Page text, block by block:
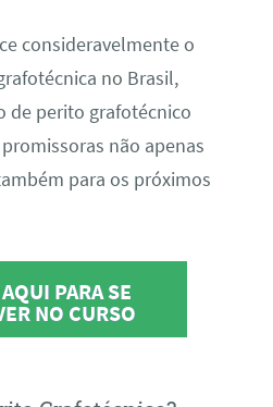
consideravelmente o
no Brasil,
de perito grafotécnico
não apenas
para os próximos
PARA SE
NO CURSO